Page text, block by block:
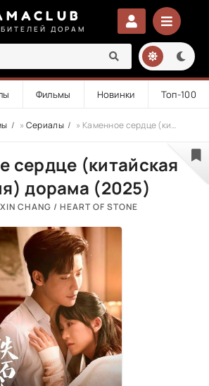
ДОРАМ
Фильмы Новинки Топ-100
» Сериалы » Каменное сердце (китайская версия)
сердце (китайская
дорама (2025)
CHANG / HEART OF STONE